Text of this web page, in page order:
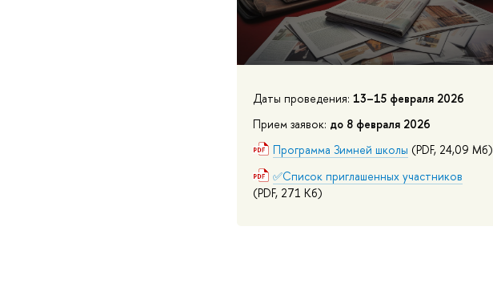
Даты проведения: 13–15 февраля 2026
Прием заявок: до 8 февраля 2026
Программа Зимней школы (PDF, 24,09 Мб)
✅Список приглашенных участников
(PDF, 271 Кб)